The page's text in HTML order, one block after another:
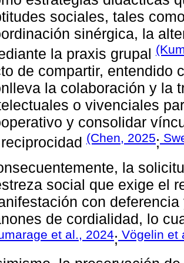
sociales, tales
sinérgica, la
la praxis grupal
de compartir, entendido
la colaboración y la
o vivenciales
y consolidar
(Chen, 2025;
la
social que exige el
con
de cordialidad, lo
et al., 2024; Vögelin et